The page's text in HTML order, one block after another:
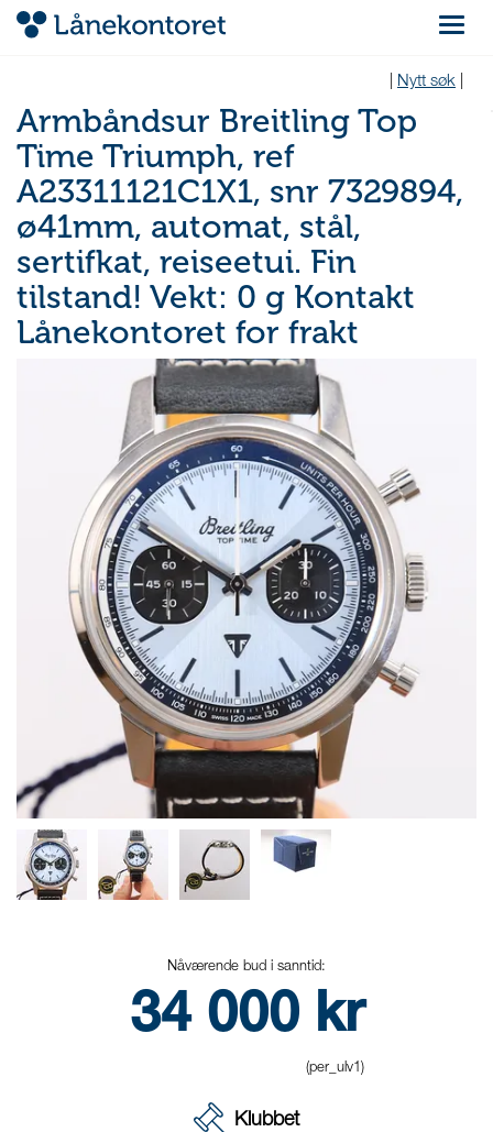
Nytt søk
Armbåndsur Breitling Top
Time Triumph, ref
A23311121C1X1, snr 7329894,
ø41mm, automat, stål,
sertifkat, reiseetui. Fin
tilstand! Vekt: 0 g Kontakt
Lånekontoret for frakt
Nåværende bud i sanntid:
34 000 kr
(per_ulv1)
Klubbet